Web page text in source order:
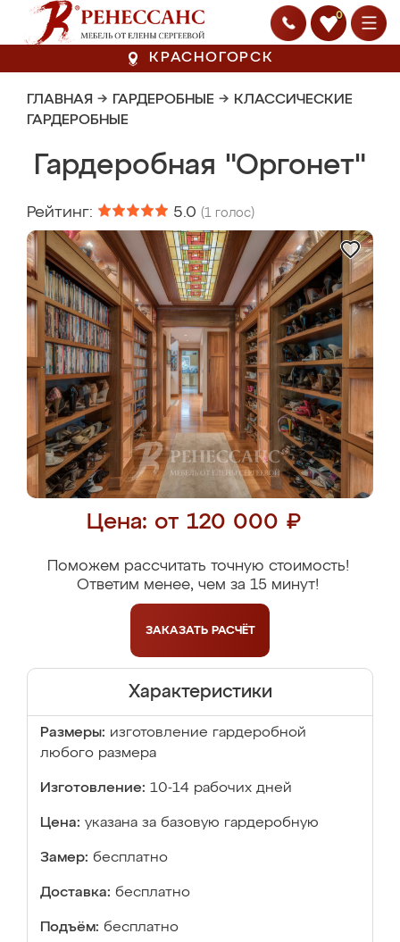
0
КРАСНОГОРСК
ГЛАВНАЯ → ГАРДЕРОБНЫЕ → КЛАССИЧЕСКИЕ
ГАРДЕРОБНЫЕ
Гардеробная "Оргонет"
Рейтинг: 5.0 (1 голос)
Цена: от 120 000 ₽
Поможем рассчитать точную стоимость!
Ответим менее, чем за 15 минут!
ЗАКАЗАТЬ РАСЧЁТ
Характеристики
Размеры: изготовление гардеробной
любого размера
Изготовление: 10-14 рабочих дней
Цена: указана за базовую гардеробную
Замер: бесплатно
Доставка: бесплатно
Подъём: бесплатно